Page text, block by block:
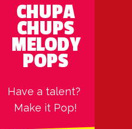
CHUPA
CHUPS
MELODY
POPS
Have a talent?
Make it Pop!